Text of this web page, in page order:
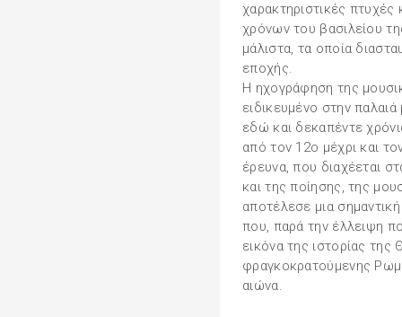
χαρακτηριστικές
χρόνων του βασιλείου
μάλιστα, τα οποία
εποχής.
Η ηχογράφηση της
ειδικευμένο στην
εδώ και δεκαπέντε
από τον 12ο μέχρι και
έρευνα, που διαχέεται
και της ποίησης, της
αποτέλεσε μια
που, παρά την έλλειψη
εικόνα της ιστορίας
φραγκοκρατούμενης
αιώνα.